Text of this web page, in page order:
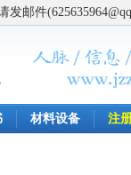
邮件
材料设备 注